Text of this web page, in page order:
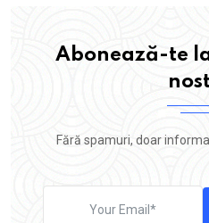
Abonează-te
Fără spamuri, doar